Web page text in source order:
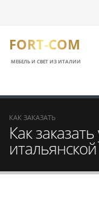
FORT-COM
МЕБЕЛЬ И СВЕТ ИЗ ИТАЛИИ
КАК ЗАКАЗАТЬ
Как